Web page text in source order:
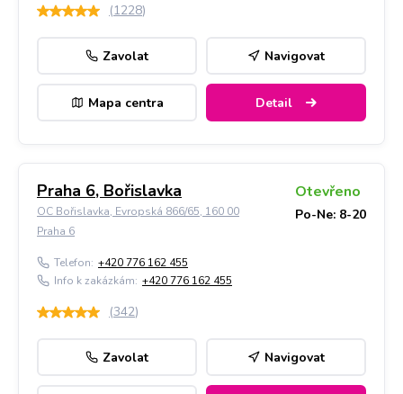
(1228)
Zavolat Navigovat
Mapa centra Detail
Praha 6, Bořislavka
OC Bořislavka, Evropská 866/65, 160 00
Praha 6
Otevřeno
Po-Ne: 8-20
Telefon: +420 776 162 455
Info k zakázkám: +420 776 162 455
(342)
Zavolat Navigovat